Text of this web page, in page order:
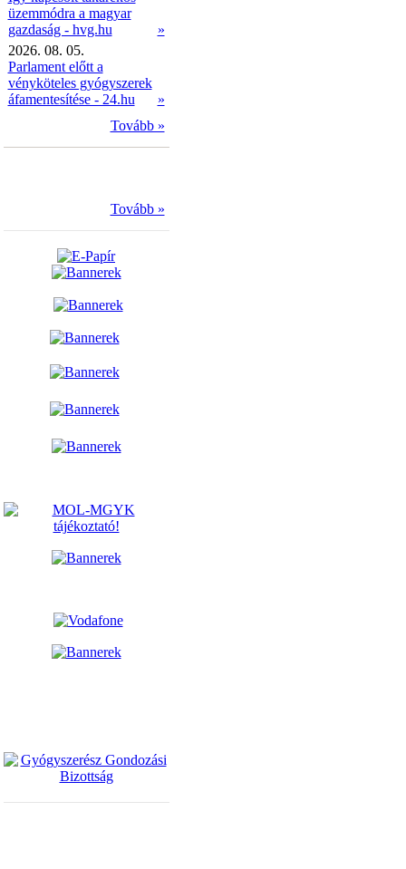
üzemmódra a magyar
gazdaság - hvg.hu
»
2026. 08. 05.
Parlament előtt a
vényköteles gyógyszerek
áfamentesítése - 24.hu
»
Tovább »
Tovább »